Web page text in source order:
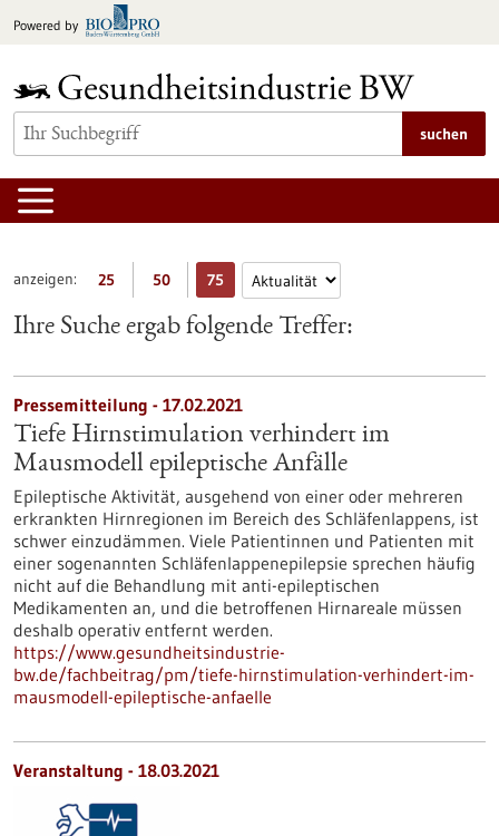
Inhalt
Powered by
suchen
anzeigen: 25 50 75
Ihre Suche ergab folgende Treffer:
Pressemitteilung - 17.02.2021
Tiefe Hirnstimulation verhindert im
Mausmodell epileptische Anfälle
Epileptische Aktivität, ausgehend von einer oder mehreren
erkrankten Hirnregionen im Bereich des Schläfenlappens, ist
schwer einzudämmen. Viele Patientinnen und Patienten mit
einer sogenannten Schläfenlappenepilepsie sprechen häufig
nicht auf die Behandlung mit anti-epileptischen
Medikamenten an, und die betroffenen Hirnareale müssen
deshalb operativ entfernt werden.
https://www.gesundheitsindustrie-
bw.de/fachbeitrag/pm/tiefe-hirnstimulation-verhindert-im-
mausmodell-epileptische-anfaelle
Veranstaltung - 18.03.2021